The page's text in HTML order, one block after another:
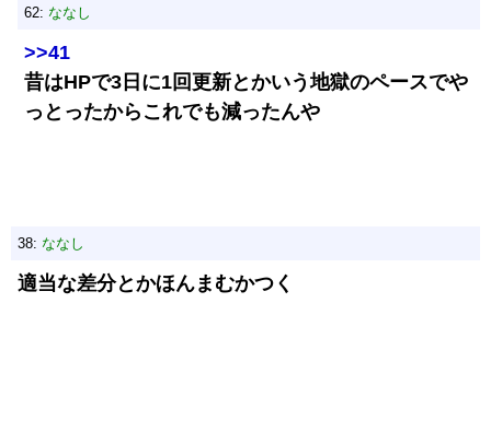
62: ななし
>>41
昔はHPで3日に1回更新とかいう地獄のペースでや
っとったからこれでも減ったんや
38: ななし
適当な差分とかほんまむかつく